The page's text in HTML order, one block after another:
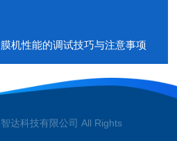
机性能的调试技巧与注意事项
达科技有限公司 All Rights